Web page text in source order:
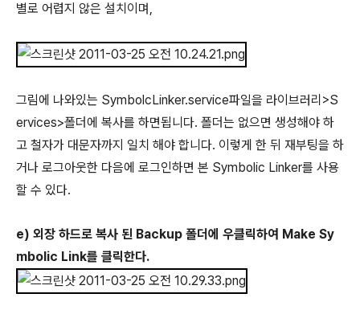
별로 어렵지 않은 설치이며,
그림에 나와있는 SymbolcLinker.service파일을 라이브러리>S
ervices>폴더에 복사를 하면됩니다. 폴더는 없으면 생성해야 하
고 철자가 대문자까지 일치 해야 합니다. 이렇게 한 뒤 재부팅을 하
거나 로그아웃한 다음에 로그인하면 본 Symbolic Linker를 사용
할 수 있다.
e) 외장 하드로 복사 된 Backup 폴더에 우클릭하여 Make Sy
mbolic Link를 클릭한다.